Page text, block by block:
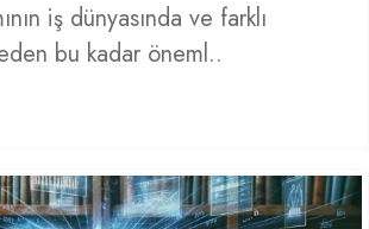
iş dünyasında ve farklı
bu kadar öneml..